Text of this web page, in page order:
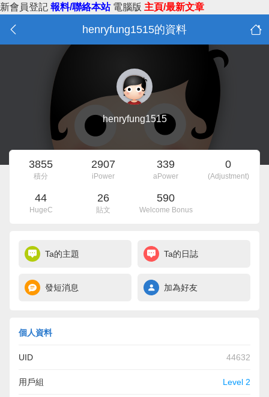
新會員登記 報料/聯絡本站 電腦版 主頁/最新文章
henryfung1515的資料
henryfung1515
3855
積分
2907
iPower
339
aPower
0
(Adjustment)
44
HugeC
26
貼文
590
Welcome Bonus
Ta的主題 Ta的日誌
發短消息 加為好友
個人資料
UID 44632
用戶組 Level 2